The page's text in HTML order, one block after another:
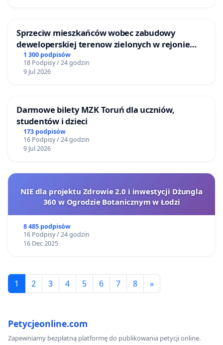
Sprzeciw mieszkańców wobec zabudowy
deweloperskiej terenow zielonych w rejonie
Bulwarów Straceńskich w Bielsku-Białej
1 300 podpisów
18 Podpisy / 24 godzin
9 Jul 2026
Darmowe bilety MZK Toruń dla uczniów,
studentów i dzieci
173 podpisów
16 Podpisy / 24 godzin
9 Jul 2026
NIE dla projektu Zdrowie 2.0 i inwestycji Dżungla
360 w Ogrodzie Botanicznym w Łodzi
8 485 podpisów
16 Podpisy / 24 godzin
16 Dec 2025
1 2 3 4 5 6 7 8 »
Petycjeonline.com
Zapewniamy bezpłatną platformę do publikowania petycji online.